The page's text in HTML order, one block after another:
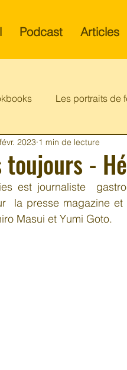
Podcast Articles
Les portraits de
toujours -
2023 1 min de lecture
est journaliste
la presse magazine
Masui et Yumi Goto.